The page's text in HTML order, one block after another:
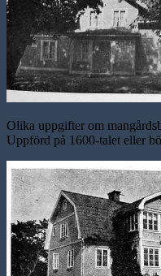
Olika uppgifter om
Uppförd på 1600-talet eller